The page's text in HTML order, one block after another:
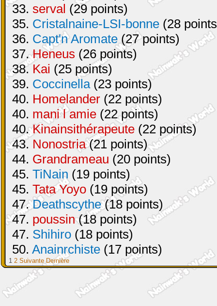
33. serval (29 points)
35. Cristalnaine-LSI-bonne (28
36. Capt'n Aromate(27 points)
37.Heneus (26 points)
38. Kai (25 points)
39. Coccinella(23 points)
40. Homelander (22 points)
40. mani l amie (22 points)
40.Kinainsithérapeute (22 points)
43. Nonostria(21 points)
44. Grandrameau (20 points)
45. TiNain (19 points)
45. Tata Yoyo (19 points)
47.Deathscythe(18 points)
47. poussin(18 points)
47. Shihiro (18 points)
50. Anainrchiste (17 points)
1 2 Suivante Dernière